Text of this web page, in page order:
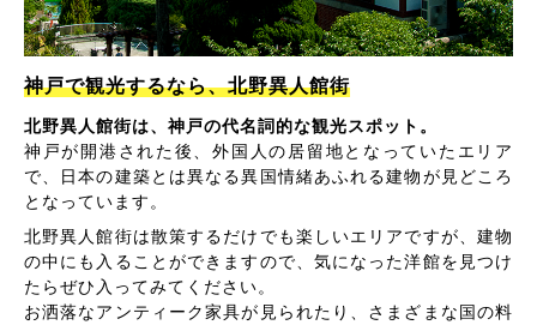
神戸で観光するなら、北野異人館街
北野異人館街は、神戸の代名詞的な観光スポット。
神戸が開港された後、外国人の居留地となっていたエリア
で、日本の建築とは異なる異国情緒あふれる建物が見どころ
となっています。
北野異人館街は散策するだけでも楽しいエリアですが、建物
の中にも入ることができますので、気になった洋館を見つけ
たらぜひ入ってみてください。
お洒落なアンティーク家具が見られたり、さまざまな国の料